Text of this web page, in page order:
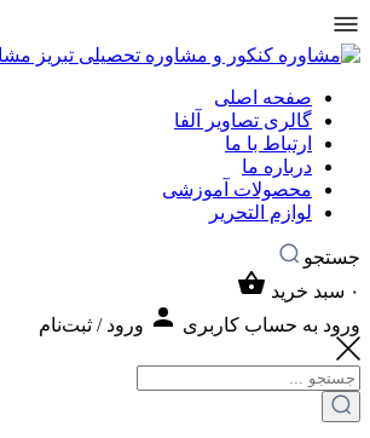
صفحه اصلی
گالری تصاویر آلفا
ارتباط با ما
درباره ما
محصولات آموزشی
لوازم التحریر
جستجو
۰ سبد خرید
ورود به حساب کاربری
ورود / ثبت‌نام